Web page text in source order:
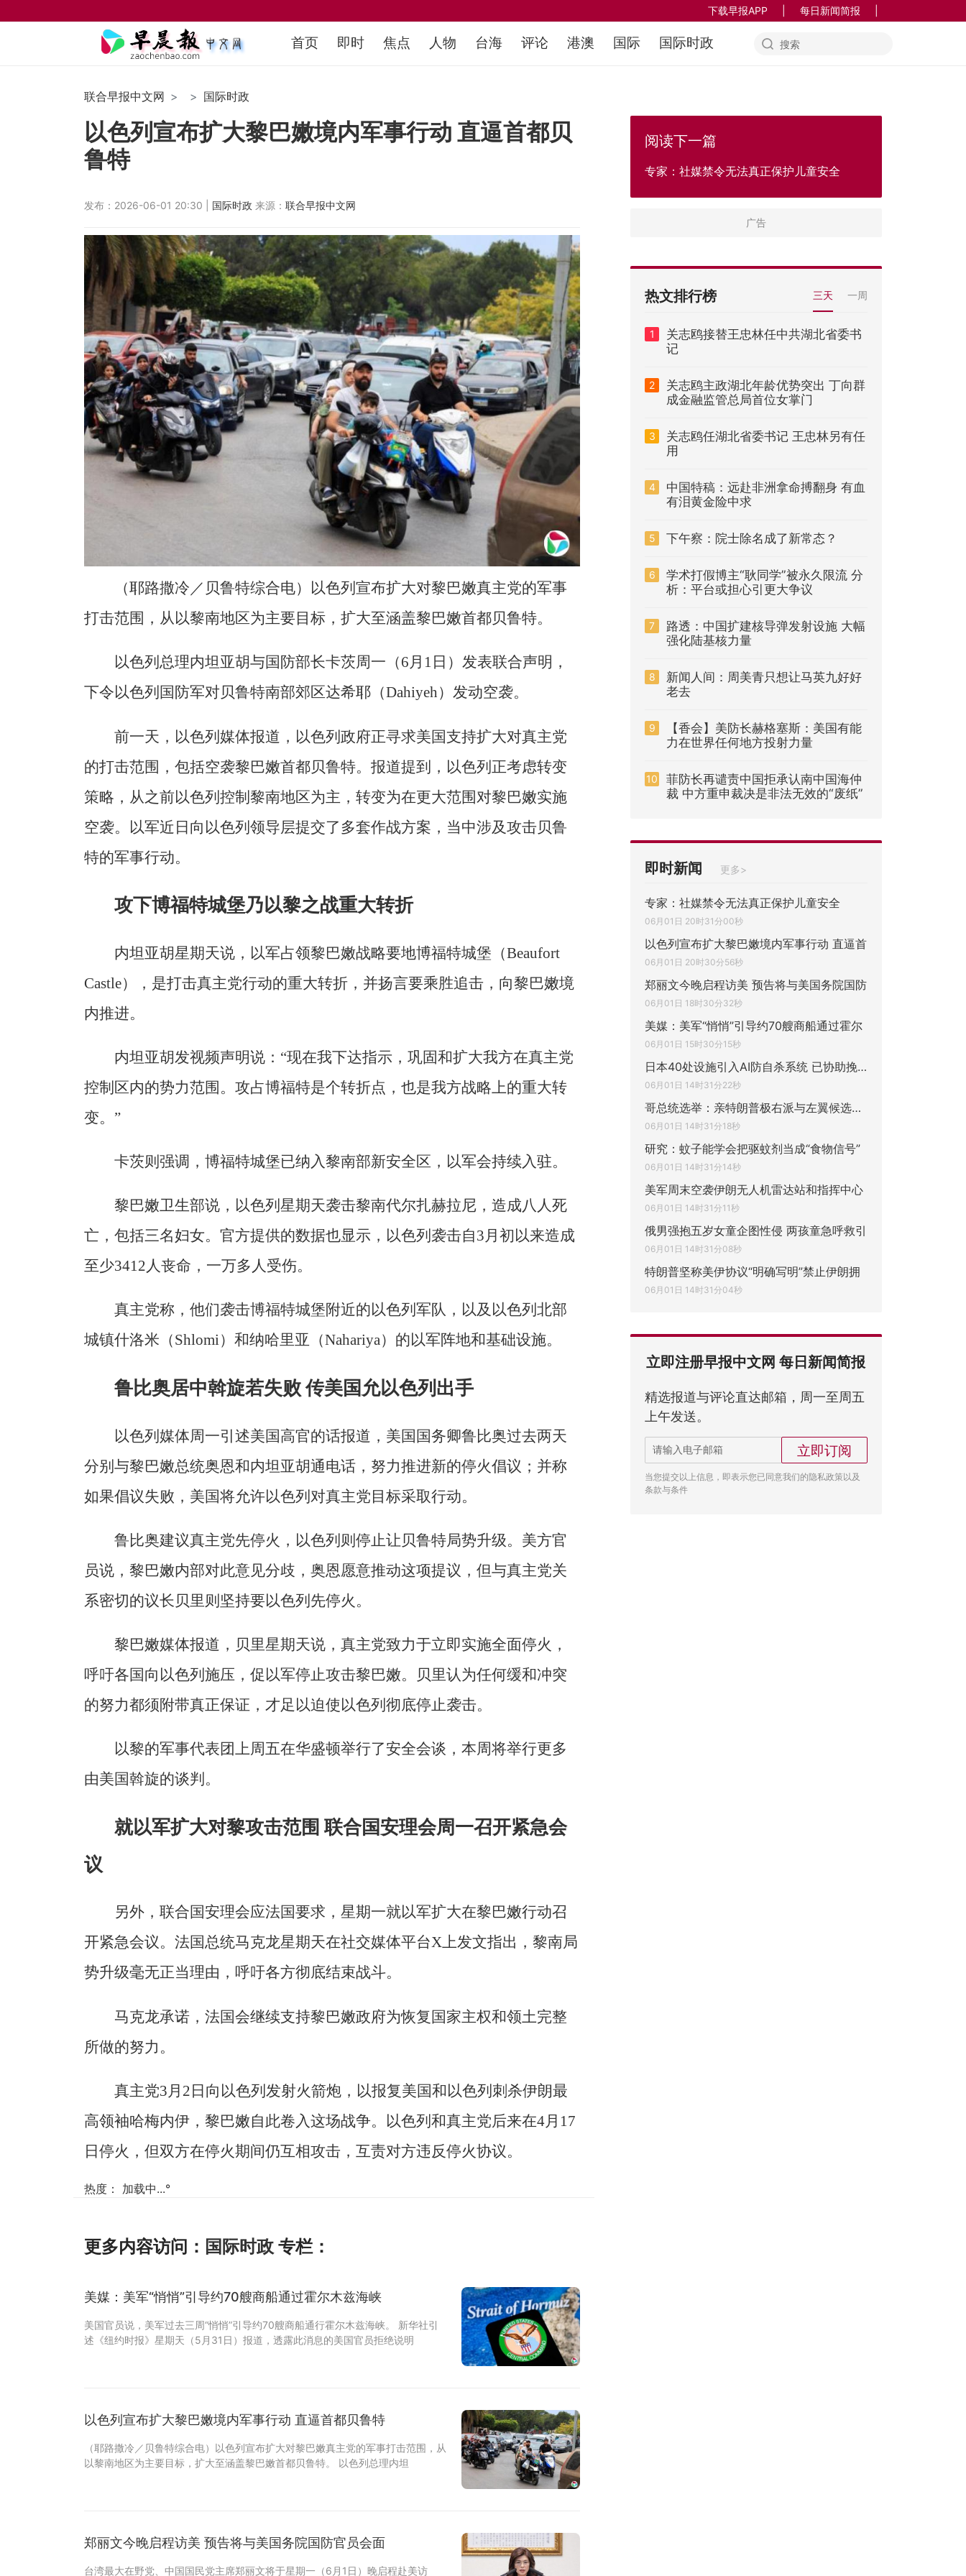
下载早报APP 每日新闻简报
首页 即时 焦点 人物 台海 评论 港澳 国际 国际时政
联合早报中文网 国际时政
以色列宣布扩大黎巴嫩境内军事行动 直逼首都贝
鲁特
发布：2026-06-01 20:30 | 国际时政 来源： 联合早报中文网
（耶路撒冷／贝鲁特综合电）以色列宣布扩大对黎巴嫩真主党的军事
打击范围，从以黎南地区为主要目标，扩大至涵盖黎巴嫩首都贝鲁特。
以色列总理内坦亚胡与国防部长卡茨周一（6月1日）发表联合声明，
下令以色列国防军对贝鲁特南部郊区达希耶（Dahiyeh）发动空袭。
前一天，以色列媒体报道，以色列政府正寻求美国支持扩大对真主党
的打击范围，包括空袭黎巴嫩首都贝鲁特。报道提到，以色列正考虑转变
策略，从之前以色列控制黎南地区为主，转变为在更大范围对黎巴嫩实施
空袭。以军近日向以色列领导层提交了多套作战方案，当中涉及攻击贝鲁
特的军事行动。
攻下博福特城堡乃以黎之战重大转折
内坦亚胡星期天说，以军占领黎巴嫩战略要地博福特城堡（Beaufort
Castle），是打击真主党行动的重大转折，并扬言要乘胜追击，向黎巴嫩境
内推进。
内坦亚胡发视频声明说：“现在我下达指示，巩固和扩大我方在真主党
控制区内的势力范围。攻占博福特是个转折点，也是我方战略上的重大转
变。”
卡茨则强调，博福特城堡已纳入黎南部新安全区，以军会持续入驻。
黎巴嫩卫生部说，以色列星期天袭击黎南代尔扎赫拉尼，造成八人死
亡，包括三名妇女。官方提供的数据也显示，以色列袭击自3月初以来造成
至少3412人丧命，一万多人受伤。
真主党称，他们袭击博福特城堡附近的以色列军队，以及以色列北部
城镇什洛米（Shlomi）和纳哈里亚（Nahariya）的以军阵地和基础设施。
鲁比奥居中斡旋若失败 传美国允以色列出手
以色列媒体周一引述美国高官的话报道，美国国务卿鲁比奥过去两天
分别与黎巴嫩总统奥恩和内坦亚胡通电话，努力推进新的停火倡议；并称
如果倡议失败，美国将允许以色列对真主党目标采取行动。
鲁比奥建议真主党先停火，以色列则停止让贝鲁特局势升级。美方官
员说，黎巴嫩内部对此意见分歧，奥恩愿意推动这项提议，但与真主党关
系密切的议长贝里则坚持要以色列先停火。
黎巴嫩媒体报道，贝里星期天说，真主党致力于立即实施全面停火，
呼吁各国向以色列施压，促以军停止攻击黎巴嫩。贝里认为任何缓和冲突
的努力都须附带真正保证，才足以迫使以色列彻底停止袭击。
以黎的军事代表团上周五在华盛顿举行了安全会谈，本周将举行更多
由美国斡旋的谈判。
就以军扩大对黎攻击范围 联合国安理会周一召开紧急会
议
另外，联合国安理会应法国要求，星期一就以军扩大在黎巴嫩行动召
开紧急会议。法国总统马克龙星期天在社交媒体平台X上发文指出，黎南局
势升级毫无正当理由，呼吁各方彻底结束战斗。
马克龙承诺，法国会继续支持黎巴嫩政府为恢复国家主权和领土完整
所做的努力。
真主党3月2日向以色列发射火箭炮，以报复美国和以色列刺杀伊朗最
高领袖哈梅内伊，黎巴嫩自此卷入这场战争。以色列和真主党后来在4月17
日停火，但双方在停火期间仍互相攻击，互责对方违反停火协议。
热度： 加载中...°
更多内容访问： 国际时政 专栏：
美媒：美军“悄悄”引导约70艘商船通过霍尔木兹海峡
美国官员说，美军过去三周“悄悄”引导约70艘商船通行霍尔木兹海峡。 新华社引
述《纽约时报》星期天（5月31日）报道，透露此消息的美国官员拒绝说明
以色列宣布扩大黎巴嫩境内军事行动 直逼首都贝鲁特
（耶路撒冷／贝鲁特综合电）以色列宣布扩大对黎巴嫩真主党的军事打击范围，从
以黎南地区为主要目标，扩大至涵盖黎巴嫩首都贝鲁特。 以色列总理内坦
郑丽文今晚启程访美 预告将与美国务院国防官员会面
台湾最大在野党、中国国民党主席郑丽文将于星期一（6月1日）晚启程赴美访
阅读下一篇
专家：社媒禁令无法真正保护儿童安全
热文排行榜 三天 一周
1
关志鸥接替王忠林任中共湖北省委书
记
2
关志鸥主政湖北年龄优势突出 丁向群
成金融监管总局首位女掌门
3
关志鸥任湖北省委书记 王忠林另有任
用
4
中国特稿：远赴非洲拿命搏翻身 有血
有泪黄金险中求
5 下午察：院士除名成了新常态？
6
学术打假博主“耿同学”被永久限流 分
析：平台或担心引更大争议
7
路透：中国扩建核导弹发射设施 大幅
强化陆基核力量
8
新闻人间：周美青只想让马英九好好
老去
9
【香会】美防长赫格塞斯：美国有能
力在世界任何地方投射力量
10
菲防长再谴责中国拒承认南中国海仲
裁 中方重申裁决是非法无效的“废纸”
即时新闻 更多>
专家：社媒禁令无法真正保护儿童安全
06月01日 20时31分00秒
以色列宣布扩大黎巴嫩境内军事行动 直逼首
06月01日 20时30分56秒
郑丽文今晚启程访美 预告将与美国务院国防
06月01日 18时30分32秒
美媒：美军“悄悄”引导约70艘商船通过霍尔
06月01日 15时30分15秒
日本40处设施引入AI防自杀系统 已协助挽救
06月01日 14时31分22秒
哥总统选举：亲特朗普极右派与左翼候选人决
06月01日 14时31分18秒
研究：蚊子能学会把驱蚊剂当成“食物信号”
06月01日 14时31分14秒
美军周末空袭伊朗无人机雷达站和指挥中心
06月01日 14时31分11秒
俄男强抱五岁女童企图性侵 两孩童急呼救引
06月01日 14时31分08秒
特朗普坚称美伊协议“明确写明”禁止伊朗拥
06月01日 14时31分04秒
立即注册早报中文网 每日新闻简报
精选报道与评论直达邮箱，周一至周五
上午发送。
立即订阅
当您提交以上信息，即表示您已同意我们的隐私政策以及
条款与条件